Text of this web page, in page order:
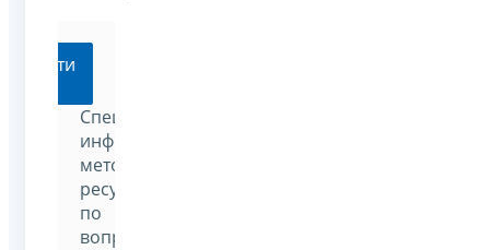
Перейти
Специализированный
информационно-
методический
ресурс
по
вопросам